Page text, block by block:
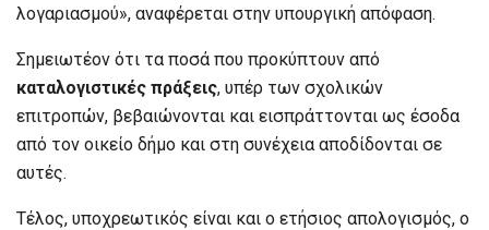
λογαριασμού», αναφέρεται στην υπουργική απόφαση.
Σημειωτέον ότι τα ποσά που προκύπτουν από
καταλογιστικές πράξεις, υπέρ των σχολικών
επιτροπών, βεβαιώνονται και εισπράττονται ως έσοδα
από τον οικείο δήμο και στη συνέχεια αποδίδονται σε
αυτές.
Τέλος, υποχρεωτικός είναι και ο ετήσιος απολογισμός, ο